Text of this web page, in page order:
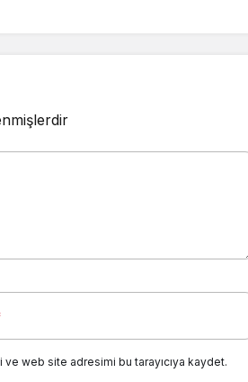
ve web site adresimi bu tarayıcıya kaydet.